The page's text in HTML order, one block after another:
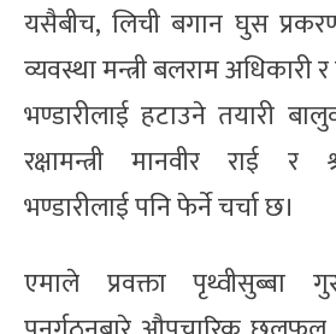
यसैबीच, लिची बगान घुस
व्यवस्था मन्त्री बलराम अधिकारी र
भण्डारीलाई हटाउने तयारी
रक्षामन्त्री मानवीर राई र
भण्डारीलाई पनि फेर्ने चर्चा छ।
एमाले प्रवक्ता पृथ्वीसुब्बा